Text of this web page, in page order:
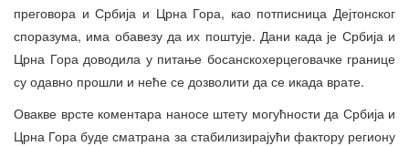
преговора и Србија и Црна Гора, као потписница Дејтонског
споразума, има обавезу да их поштује. Дани када је Србија и
Црна Гора доводила у питање босанскохерцеговачке границе
су одавно прошли и неће се дозволити да се икада врате.
Овакве врсте коментара наносе штету могућности да Србија и
Црна Гора буде сматрана за стабилизирајући фактору региону